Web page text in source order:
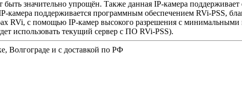
значительно упрощён. Также данная IP-камера поддерживает
поддерживается программным обеспечением RVi-PSS,
RVi, с помощью IP-камер высокого разрешения с
использовать текущий сервер с ПО RVi-PSS).
Волгограде и с доставкой по РФ